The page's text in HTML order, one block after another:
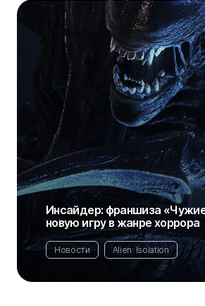
Инсайдер: франшиза
новую игру в жанре хоррора
Новости Alien: Isolation